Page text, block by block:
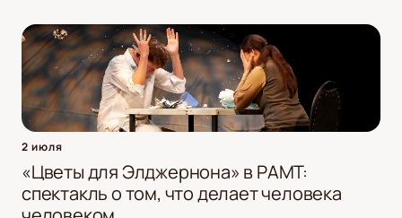
2 июля
«Цветы для Элджернона» в РАМТ:
спектакль о том, что делает человека